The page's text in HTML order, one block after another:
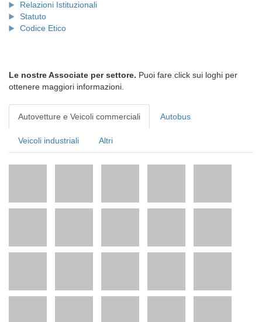
Relazioni Istituzionali
Statuto
Codice Etico
Le nostre Associate per settore. Puoi fare click sui loghi per
ottenere maggiori informazioni.
Autovetture e Veicoli commerciali Autobus
Veicoli industriali Altri